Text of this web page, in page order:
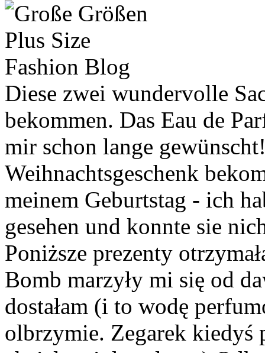
Diese zwei wundervolle
bekommen. Das Eau de
mir schon lange
Weihnachtsgeschenk
meinem Geburtstag - ich
gesehen und konnte sie
Poniższe prezenty
Bomb marzyły mi się od
dostałam (i to wodę
olbrzymie. Zegarek kiedyś